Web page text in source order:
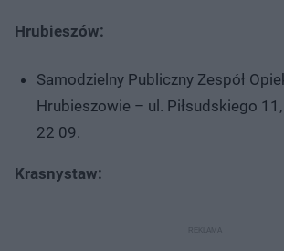
Hrubieszów:
Samodzielny Publiczny Zespół
Hrubieszowie – ul. Piłsudskiego
22 09.
Krasnystaw: